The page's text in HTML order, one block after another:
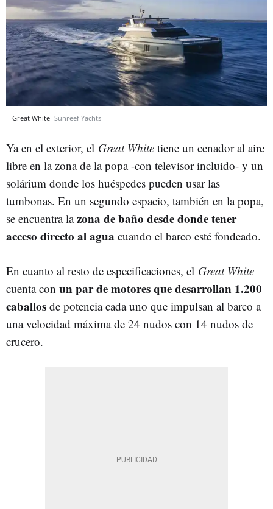
Great White Sunreef Yachts
Ya en el exterior, el Great White tiene un cenador al aire
libre en la zona de la popa -con televisor incluido- y un
solárium donde los huéspedes pueden usar las
tumbonas. En un segundo espacio, también en la popa,
se encuentra lazona de baño desde donde tener
acceso directo al agua cuando el barco esté fondeado.
En cuanto al resto de especificaciones, el Great White
cuenta con un par de motores que desarrollan 1.200
caballos de potencia cada uno que impulsan al barco a
una velocidad máxima de 24 nudos con 14 nudos de
crucero.